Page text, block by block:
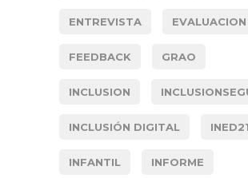
ENTREVISTA EVALUACION
FEEDBACK GRAO
INCLUSION
INCLUSIÓN DIGITAL INED21
INFANTIL INFORME